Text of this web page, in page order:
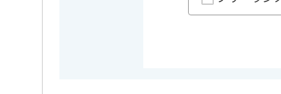
を展開している企業でございます。
今回は商社向けクライアント基盤運用支援案
社内SEとしての実務経験を活かしたい方にお勧